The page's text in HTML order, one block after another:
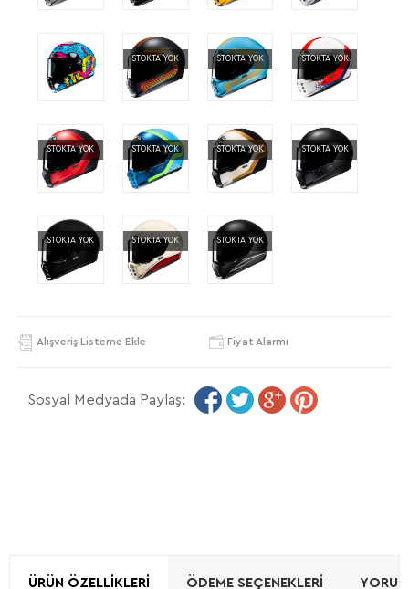
STOKTA YOK STOKTA YOK STOKTA YOK
STOKTA YOK STOKTA YOK STOKTA YOK STOKTA YOK
STOKTA YOK STOKTA YOK STOKTA YOK
Alışveriş Listeme Ekle Fiyat Alarmı
Sosyal Medyada Paylaş:
ÜRÜN ÖZELLIKLERI ÖDEME SEÇENEKLERI